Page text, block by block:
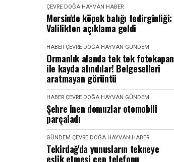
ÇEVRE DOĞA HAYVAN HABER
Mersin'de köpek balığı tedirginliği:
Valilikten açıklama geldi
HABER ÇEVRE DOĞA HAYVAN GÜNDEM
Ormanlık alanda tek tek fotokapan
ile kayda alındılar! Belgeselleri
aratmayan görüntü
HABER ÇEVRE DOĞA HAYVAN GÜNDEM
Şehre inen domuzlar otomobili
parçaladı
GÜNDEM ÇEVRE DOĞA HAYVAN HABER
Tekirdağ'da yunusların tekneye
eşlik etmesi cep telefonu